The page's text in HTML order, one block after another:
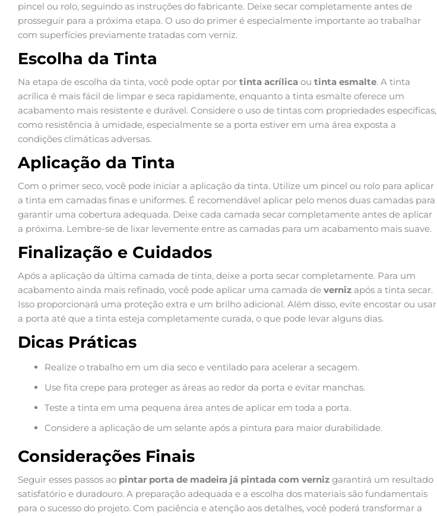
pincel ou rolo, seguindo as instruções do fabricante. Deixe secar completamente antes de
prosseguir para a próxima etapa. O uso do primer é especialmente importante ao trabalhar
com superfícies previamente tratadas com verniz.
Escolha da Tinta
Na etapa de escolha da tinta, você pode optar por tinta acrílica ou tinta esmalte. A tinta
acrílica é mais fácil de limpar e seca rapidamente, enquanto a tinta esmalte oferece um
acabamento mais resistente e durável. Considere o uso de tintas com propriedades específicas,
como resistência à umidade, especialmente se a porta estiver em uma área exposta a
condições climáticas adversas.
Aplicação da Tinta
Com o primer seco, você pode iniciar a aplicação da tinta. Utilize um pincel ou rolo para aplicar
a tinta em camadas finas e uniformes. É recomendável aplicar pelo menos duas camadas para
garantir uma cobertura adequada. Deixe cada camada secar completamente antes de aplicar
a próxima. Lembre-se de lixar levemente entre as camadas para um acabamento mais suave.
Finalização e Cuidados
Após a aplicação da última camada de tinta, deixe a porta secar completamente. Para um
acabamento ainda mais refinado, você pode aplicar uma camada de verniz após a tinta secar.
Isso proporcionará uma proteção extra e um brilho adicional. Além disso, evite encostar ou usar
a porta até que a tinta esteja completamente curada, o que pode levar alguns dias.
Dicas Práticas
Realize o trabalho em um dia seco e ventilado para acelerar a secagem.
Use fita crepe para proteger as áreas ao redor da porta e evitar manchas.
Teste a tinta em uma pequena área antes de aplicar em toda a porta.
Considere a aplicação de um selante após a pintura para maior durabilidade.
Considerações Finais
Seguir esses passos ao pintar porta de madeira já pintada com verniz garantirá um resultado
satisfatório e duradouro. A preparação adequada e a escolha dos materiais são fundamentais
para o sucesso do projeto. Com paciência e atenção aos detalhes, você poderá transformar a